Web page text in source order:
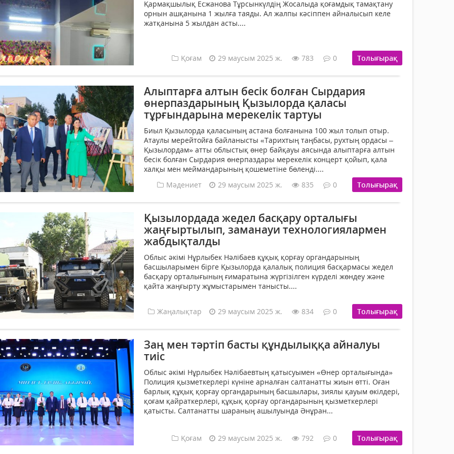
Қармақшылық Есжанова Тұрсынкүлдің Жосалыда қоғамдық тамақтану
орнын ашқанына 1 жылға таяды. Ал жалпы кәсіппен айналысып келе
жатқанына 5 жылдан асты....
Қоғам 29 маусым 2025 ж. 783 0 Толығырақ
Алыптарға алтын бесік болған Сырдария
өнерпаздарының Қызылорда қаласы
тұрғындарына мерекелік тартуы
Биыл Қызылорда қаласының астана болғанына 100 жыл толып отыр.
Атаулы мерейтойға байланысты «Тарихтың таңбасы, рухтың ордасы –
Қызылордам» атты облыстық өнер байқауы аясында алыптарға алтын
бесік болған Сырдария өнерпаздары мерекелік концерт қойып, қала
халқы мен меймандарының қошеметіне бөленді....
Мәдениет
29 маусым 2025 ж. 835 0 Толығырақ
Қызылордада жедел басқару орталығы
жаңғыртылып, заманауи технологиялармен
жабдықталды
Облыс әкімі Нұрлыбек Нәлібаев құқық қорғау органдарының
басшыларымен бірге Қызылорда қалалық полиция басқармасы жедел
басқару орталығының ғимаратына жүргізілген күрделі жөндеу және
қайта жаңғырту жұмыстарымен танысты....
Жаңалықтар 29 маусым 2025 ж. 834 0 Толығырақ
Заң мен тәртіп басты құндылыққа айналуы
тиіс
Облыс әкімі Нұрлыбек Нәлібаевтың қатысуымен «Өнер орталығында»
Полиция қызметкерлері күніне арналған салтанатты жиын өтті. Оған
барлық құқық қорғау органдарының басшылары, зиялы қауым өкілдері,
қоғам қайраткерлері, құқық қорғау органдарының қызметкерлері
қатысты. Салтанатты шараның ашылуында Әнұран...
Қоғам 29 маусым 2025 ж. 792 0 Толығырақ